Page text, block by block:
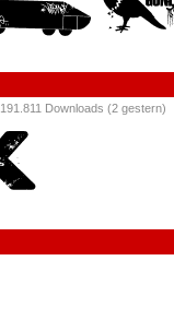
191.811 Downloads (2 gestern)